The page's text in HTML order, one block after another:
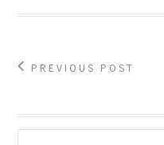
PREVIOUS POST